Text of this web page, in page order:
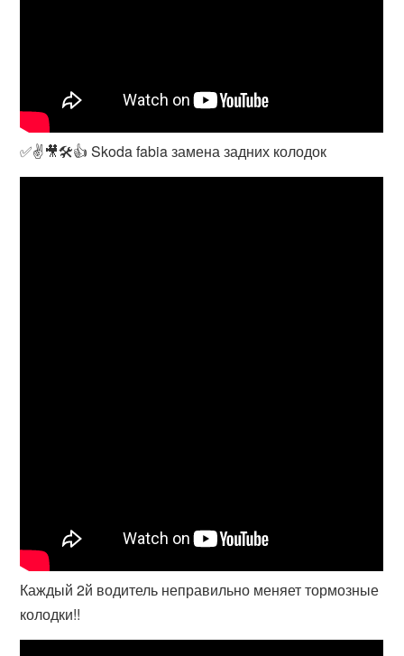
✅✌🎥🛠👍 Skoda fabia замена задних колодок
Каждый 2й водитель неправильно меняет тормозные
колодки!!